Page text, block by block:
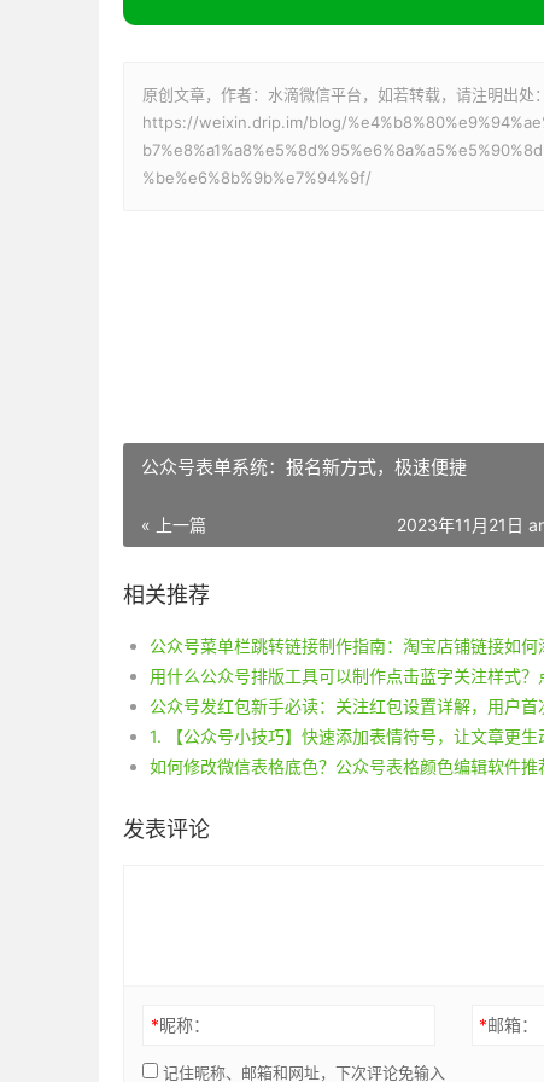
原创文章，作者：水滴微信平台，如若转载，请注明出处：
https://weixin.drip.im/blog/
%be%e6%8b%9b%e7%94%9f/
公众号表单系统：报名新方式，极速便捷
« 上一篇 2023年11月21日
相关推荐
如何修改微信表格底色？公众号表格颜色编辑软件推
发表评论
*昵称： *邮箱：
记住昵称、邮箱和网址，下次评论免输入